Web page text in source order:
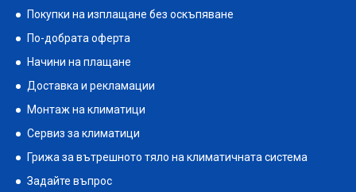
Покупки на изплащане без оскъпяване
По-добрата оферта
Начини на плащане
Доставка и рекламации
Монтаж на климатици
Сервиз за климатици
Грижа за вътрешното тяло на климатичната система
Задайте въпрос